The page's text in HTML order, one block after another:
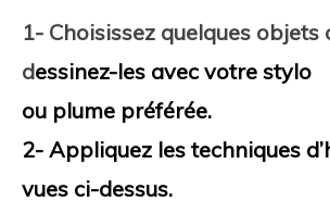
1- Choisissez quelques objets
dessinez-les avec votre stylo
ou plume préférée.
2- Appliquez les techniques
vues ci-dessus.